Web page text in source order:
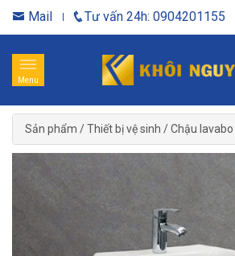
Mail Tư vấn 24h: 0904201155
Menu
Sản phẩm /Thiết bị vệ sinh /Chậu lavabo